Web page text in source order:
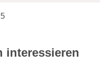
interessieren
Die Gründe für
wenige Anbieter